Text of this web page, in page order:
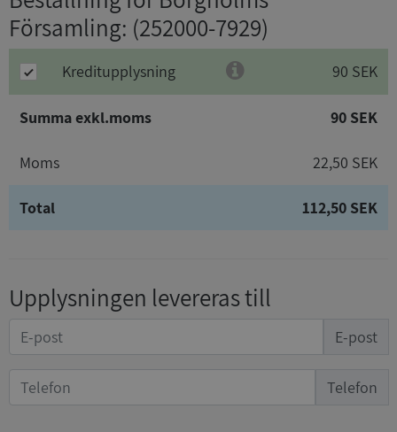
Församling: (252000-7929)
Kreditupplysning 90 SEK
Summa exkl.moms 90 SEK
Moms 22,50 SEK
Total 112,50 SEK
Upplysningen levereras till
E-post
Telefon